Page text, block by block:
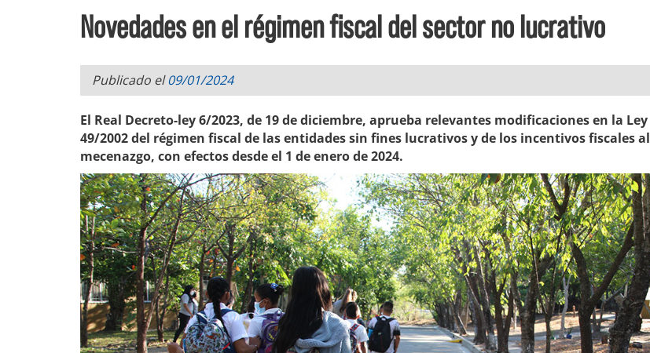
Novedades en el régimen fiscal del sector no lucrativo
Publicado el09/01/2024
El Real Decreto-ley 6/2023, de 19 de diciembre, aprueba relevantes modificaciones en la Ley
49/2002 del régimen fiscal de las entidades sin fines lucrativos y de los incentivos fiscales al
mecenazgo, con efectos desde el 1 de enero de 2024.